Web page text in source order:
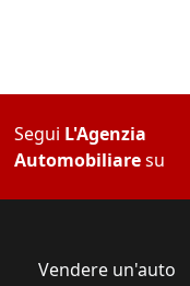
Segui L'Agenzia
Automobiliaresu
Vendere un'auto